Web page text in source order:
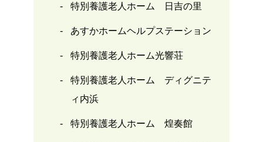
特別養護老人ホーム 日吉の里
あすかホームヘルプステーション
特別養護老人ホーム光響荘
特別養護老人ホーム ディグニテ
ィ内浜
特別養護老人ホーム 煌奏館